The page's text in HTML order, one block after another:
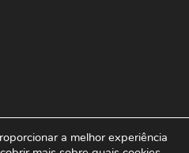
a melhor experiência